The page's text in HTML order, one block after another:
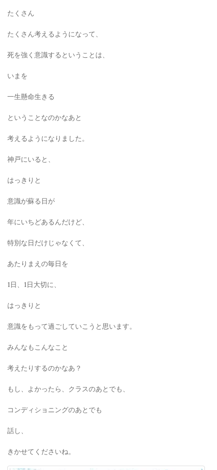
たくさん
たくさん考えるようになって、
死を強く意識するということは、
いまを
一生懸命生きる
ということなのかなあと
考えるようになりました。
神戸にいると、
はっきりと
意識が蘇る日が
年にいちどあるんだけど、
特別な日だけじゃなくて、
あたりまえの毎日を
1日、1日大切に、
はっきりと
意識をもって過ごしていこうと思います。
みんなもこんなこと
考えたりするのかなあ？
もし、よかったら、クラスのあとでも、
コンディショニングのあとでも
話し、
きかせてくださいね。